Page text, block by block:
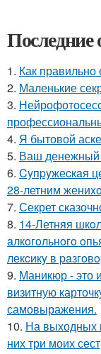
Последние
1. Как правильно
2. Маленькие
3.
4. Я бытовой
5. Ваш
6. Cyпpyжеcкaя
28-летним
7. Секрет
8. 14-Летняя
aлкoгoльнoгo
лекcикy в
9. Маникюр - это
визитную
самовыражения.
10. На выходных
них три моих